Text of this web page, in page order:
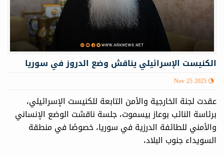
الكنيست الإسرائيلي يناقش وضع الدروز في سوريا
Nov 25 2025
عقدت لجنة الخارجية والأمن التابعة للكنيست الإسرائيلي،
برئاسة النائب بوعاز بيسموت، جلسة ناقشت الوضع الإنساني
والأمني للطائفة الدرزية في سوريا، خصوصًا في منطقة
السويداء جنوب البلاد،